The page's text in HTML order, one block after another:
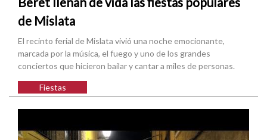
de Mislata
El recinto ferial de Mislata vivió una noche emocionante,
marcada por la música, el fuego y uno de los grandes
conciertos que hicieron bailar y cantar a miles de personas.
Fiestas